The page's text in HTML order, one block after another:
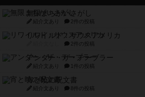
無限まちがいさがし
紹介文あり 2件の投稿
リワイルド：サウスアメリカ
2件の投稿
アンダー・ザ・テーブラー
紹介文あり 1件の投稿
宵と暁の呪文書
紹介文あり 8件の投稿